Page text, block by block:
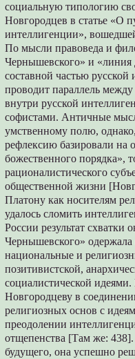
социальную типологию
Новгородцев в статье «О
интеллигенции»,
По мысли правоведа и
Чернышевского» и «линия
составной частью
проводит параллель
внутри русской
софистами. Античные
умственному полю,
рефлексию базировали на
божественного порядка»,
рационалистического
общественной жизни
Платону как носителям
удалось сломить
России результат схватки
Чернышевского» одержала
национальные и
позитивистской,
социалистической
Новгородцеву в
религиозных основ с
преодолении
отщепенства [Там же: 438].
будущего, она успешно